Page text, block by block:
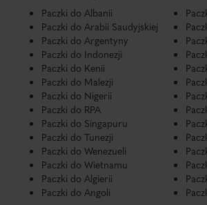
Paczki do Albanii
Paczki do Arabii Saudyjskiej
Paczki do Argentyny
Paczki do Indonezji
Paczki do Kenii
Paczki do Malezji
Paczki do Nigerii
Paczki do RPA
Paczki do Singapuru
Paczki do Tunezji
Paczki do Wenezueli
Paczki do Wietnamu
Paczki do Algierii
Paczki do Angoli